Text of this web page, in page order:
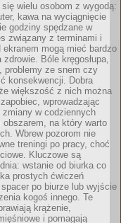
wielu osobom z wygodą:
kawa na wyciągnięcie
godziny spędzane w
związany z terminami i
ekranem mogą mieć bardzo
Bóle kręgosłupa,
problemy ze snem czy
konsekwencji. Dobra
większość z nich można
wprowadzając
w codziennych
na który warto
Wbrew pozorom nie
treningi po pracy, choć
Kluczowe są
wstanie od biurka co
prostych ćwiczeń
po biurze lub wyjście
kogoś innego. Te
krążenie,
i pomagają